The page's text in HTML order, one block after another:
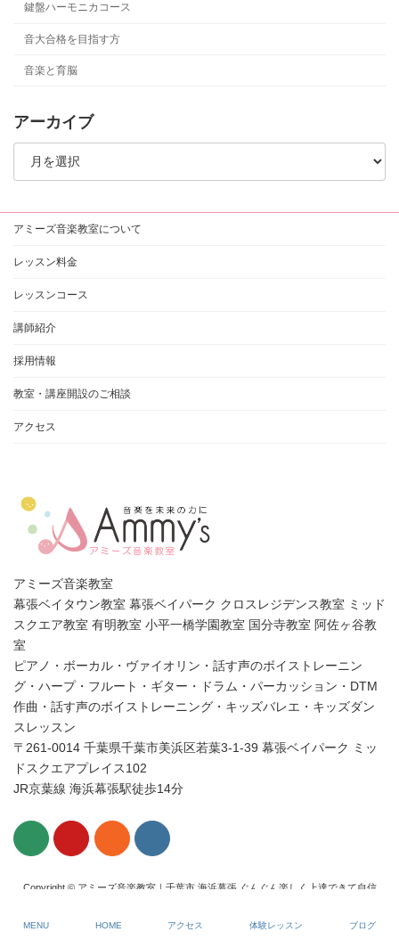
鍵盤ハーモニカコース
音大合格を目指す方
音楽と育脳
アーカイブ
ア
カ
ブ
アミーズ音楽教室について
レッスン料金
レッスンコース
講師紹介
採用情報
教室・講座開設のご相談
アクセス
アミーズ音楽教室
幕張ベイタウン教室 幕張ベイパーク クロスレジデンス教室 ミッド
スクエア教室 有明教室 小平一橋学園教室 国分寺教室 阿佐ヶ谷教
室
ピアノ・ボーカル・ヴァイオリン・話す声のボイストレーニン
グ・ハープ・フルート・ギター・ドラム・パーカッション・DTM
作曲・話す声のボイストレーニング・キッズバレエ・キッズダン
スレッスン
〒261-0014 千葉県千葉市美浜区若葉3-1-39 幕張ベイパーク ミッ
ドスクエアプレイス102
JR京葉線 海浜幕張駅徒歩14分
Copyright © アミーズ音楽教室｜千葉市 海浜幕張 ぐんぐん楽しく上達できて自信
MENU HOME アクセス 体験レッスン ブログ